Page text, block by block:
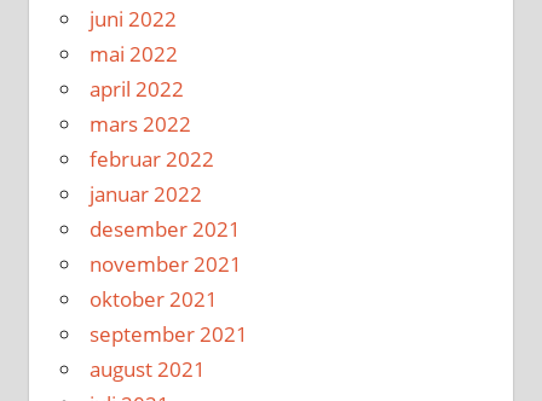
juni 2022
mai 2022
april 2022
mars 2022
februar 2022
januar 2022
desember 2021
november 2021
oktober 2021
september 2021
august 2021